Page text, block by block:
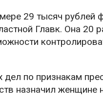
29 тысяч рублей
Главк. Она 20
по признакам
назначил женщине